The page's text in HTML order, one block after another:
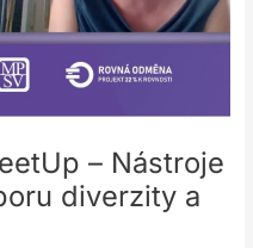
– Nástroje
diverzity a